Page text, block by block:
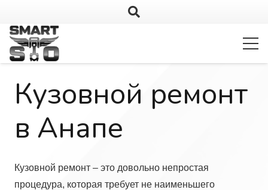
Кузовной ремонт
в Анапе
Кузовной ремонт – это довольно непростая
процедура, которая требует не наименьшего